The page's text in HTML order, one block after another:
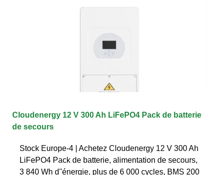
Cloudenergy 12 V 300 Ah LiFePO4 Pack de batterie
de secours
Stock Europe-4 | Achetez Cloudenergy 12 V 300 Ah
LiFePO4 Pack de batterie, alimentation de secours,
3 840 Wh d''énergie, plus de 6 000 cycles, BMS 200